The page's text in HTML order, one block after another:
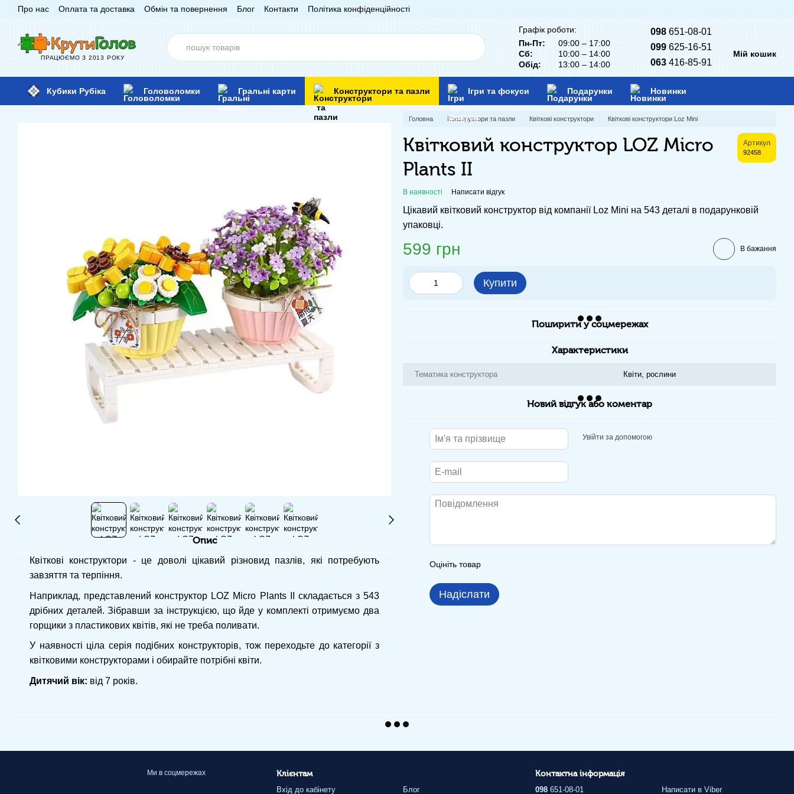
Перейти до основного контенту
Про нас Оплата та доставка Обмін та повернення Блог Контакти Політика конфіденційності
ПРАЦЮЄМО З 2013 РОКУ
Графік роботи:
Пн-Пт:
09:00 – 17:00
Сб:
10:00 – 14:00
Обід:
13:00 – 14:00
098 651-08-01
099 625-16-51
063 416-85-91
Мій кошик
Кубики Рубіка Головоломки Гральні карти Конструктори та пазли Ігри та фокуси Подарунки Новинки
Опис
Квіткові конструктори - це доволі цікавий різновид пазлів, які потребують
завзяття та терпіння.
Наприклад, представлений конструктор LOZ Micro Plants II складається з 543
дрібних деталей. Зібравши за інструкцією, що йде у комплекті отримуємо два
горщики з пластикових квітів, які не треба поливати.
У наявності ціла серія подібних конструкторів, тож переходьте до категорії з
квітковими конструкторами і обирайте потрібні квіти.
Дитячий вік: від 7 років.
Головна Конструктори та пазли Квіткові конструктори Квіткові конструктори Loz Mini
Квітковий конструктор LOZ Micro
Plants II
Артикул
92458
В наявності Написати відгук
Цікавий квітковий конструктор від компанії Loz Mini на 543 деталі в подарунковій
упаковці.
599 грн В бажання
Купити
Поширити у соцмережах
Характеристики
Тематика конструктора Квіти, рослини
Новий відгук або коментар
Увійти за допомогою
Оцініть товар
Надіслати
Ми в соцмережах
Клієнтам
Вхід до кабінету
Блог
Контактна інформація
098 651-08-01 Написати в Viber